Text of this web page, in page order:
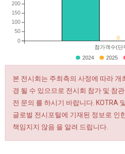
0
참가객수(단
0
50
100
150
200
2024 2025
본 전시회는 주최측의 사정에 따라 개
경 될 수 있으므로 전시회 참가 및 참
전 문의 를 하시기 바랍니다. KOTRA
글로벌 전시포털에 기재된 정보로 인
책임지지 않음 을 알려 드립니다.